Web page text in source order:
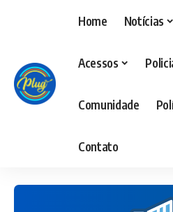
Home Notícias
Acessos
Comunidade
Contato